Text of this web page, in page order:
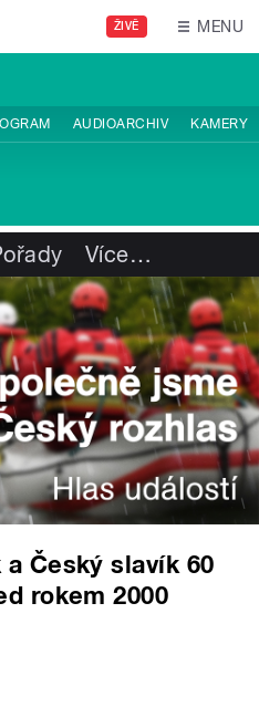
ŽIVĚ MENU
AUDIOARCHIV KAMERY
Více…
Český slavík 60
rokem 2000